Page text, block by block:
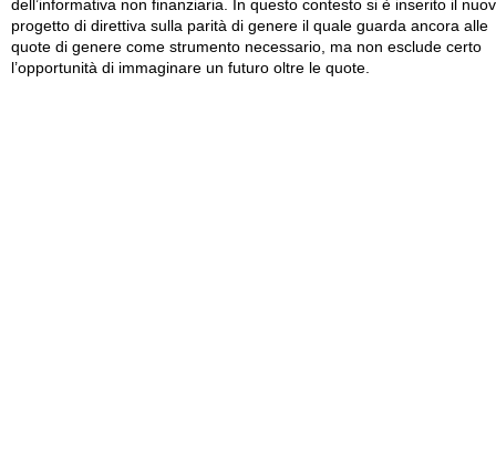
dell’informativa non finanziaria. In questo contesto si è inserito il
progetto di direttiva sulla parità di genere il quale guarda ancora alle
quote di genere come strumento necessario, ma non esclude certo
l’opportunità di immaginare un futuro oltre le quote.